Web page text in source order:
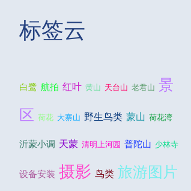
标签云
白鹭 航拍 红叶 黄山 天台山 老君山 景
区 荷花 大寨山 野生鸟类 蒙山 荷花湾
沂蒙小调 天蒙 清明上河园 普陀山 少林寺
设备安装 摄影 鸟类 旅游图片